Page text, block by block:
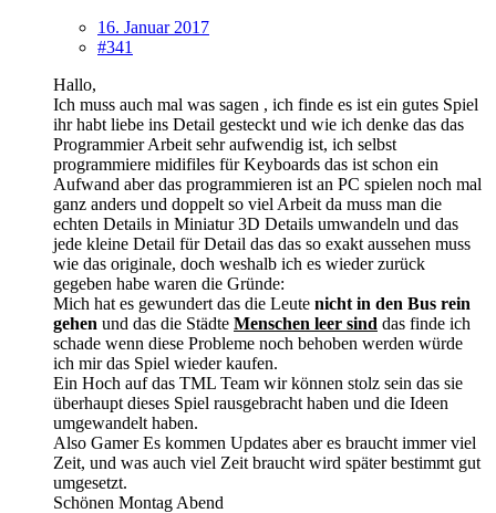
16. Januar 2017
#341
Hallo,
Ich muss auch mal was sagen , ich finde es ist ein gutes Spiel
ihr habt liebe ins Detail gesteckt und wie ich denke das das
Programmier Arbeit sehr aufwendig ist, ich selbst
programmiere midifiles für Keyboards das ist schon ein
Aufwand aber das programmieren ist an PC spielen noch mal
ganz anders und doppelt so viel Arbeit da muss man die
echten Details in Miniatur 3D Details umwandeln und das
jede kleine Detail für Detail das das so exakt aussehen muss
wie das originale, doch weshalb ich es wieder zurück
gegeben habe waren die Gründe:
Mich hat es gewundert das die Leute nicht in den Bus rein
gehen und das die Städte Menschen leer sind das finde ich
schade wenn diese Probleme noch behoben werden würde
ich mir das Spiel wieder kaufen.
Ein Hoch auf das TML Team wir können stolz sein das sie
überhaupt dieses Spiel rausgebracht haben und die Ideen
umgewandelt haben.
Also Gamer Es kommen Updates aber es braucht immer viel
Zeit, und was auch viel Zeit braucht wird später bestimmt gut
umgesetzt.
Schönen Montag Abend